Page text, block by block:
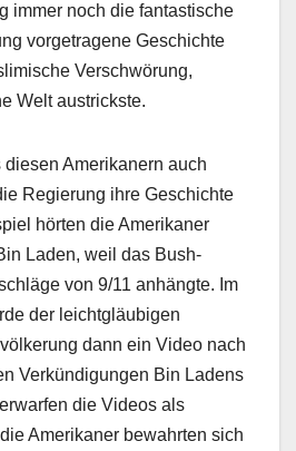
immer noch die fantastische
vorgetragene Geschichte
Verschwörung,
Welt austrickste.
diesen Amerikanern auch
Regierung ihre Geschichte
hörten die Amerikaner
Laden, weil das Bush-
von 9/11 anhängte. Im
der leichtgläubigen
dann ein Video nach
Verkündigungen Bin Ladens
die Videos als
Amerikaner bewahrten sich